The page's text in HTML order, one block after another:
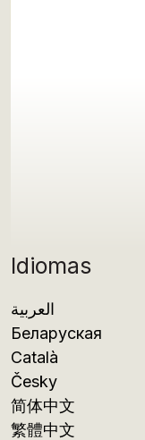
Idiomas
العربية
Беларуская
Català
Česky
简体中文
繁體中文